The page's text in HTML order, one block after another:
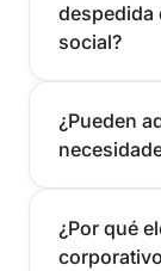
despedida
social?
¿Pueden
¿Por qué